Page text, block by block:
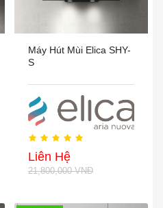
Máy Hút Mùi Elica SHY-
S
Liên Hệ
21,800,000 VNĐ